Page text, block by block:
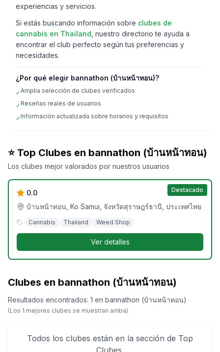
experiencias y servicios.
Si estás buscando información sobre clubes de
cannabis en Thailand , nuestro directorio te ayuda a
encontrar el club perfecto según tus preferencias y
necesidades.
¿Por qué elegir bannathon (บ้านหน้าทอน)?
✓Amplia selección de clubes verificados
✓ Reseñas reales de usuarios
✓ Información actualizada sobre horarios y requisitos
⭐ Top Clubes en bannathon (บ้านหน้าทอน)
Los clubes mejor valorados por nuestros usuarios
Destacado
Fisherman’s Cannabis Organic Farm Koh
Samui
0.0
บ้านหน้าทอน, Ko Samui, จังหวัดสุราษฎร์ธานี, ประเทศไทย
Cannabis Thailand Weed Shop
Ver detalles
Clubes en bannathon (บ้านหน้าทอน)
Resultados encontrados: 1 en bannathon (บ้านหน้าทอน)
(Los 1 mejores clubes se muestran arriba)
Todos los clubes están en la sección de Top
Clubes.